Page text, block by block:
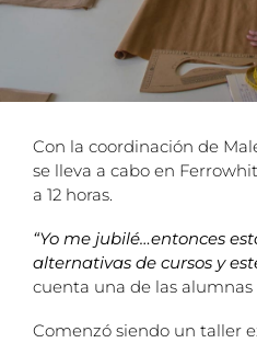
Con la coordinación de
se lleva a cabo en
a 12 horas.
“Yo me jubilé…entonces
alternativas de cursos y
cuenta una de las alumnas
Comenzó siendo un taller